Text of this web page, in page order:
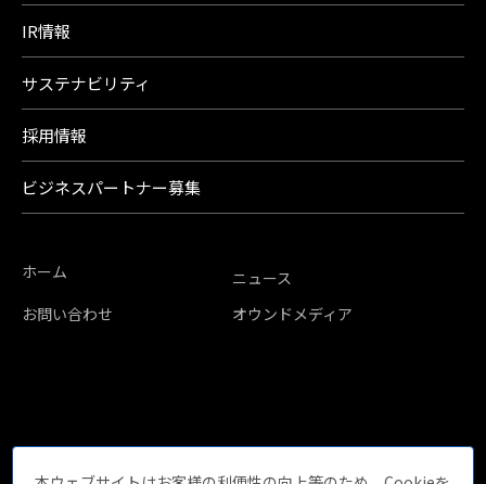
IR情報
サステナビリティ
採用情報
ビジネスパートナー募集
ホーム
ニュース
お問い合わせ
オウンドメディア